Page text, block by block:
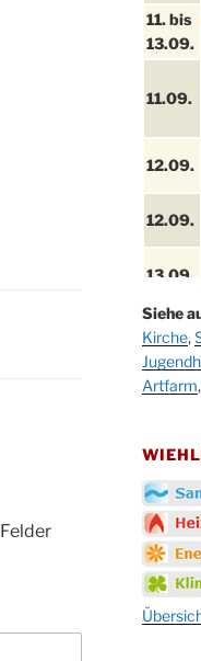
11. bis
13.09.
11.09.
12.09.
12.09.
13.09.
19.09.
25. u.
26.09.
09.10.
10.10.
11.10.
Siehe
Kirche,
Artfarm,